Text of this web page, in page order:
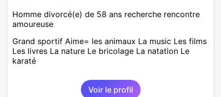
Homme divorcé(e) de 58 ans recherche rencontre
amoureuse
Grand sportif Aime= les animaux La music Les films
Les livres La nature Le bricolage La natation Le
karaté
Voir le profil